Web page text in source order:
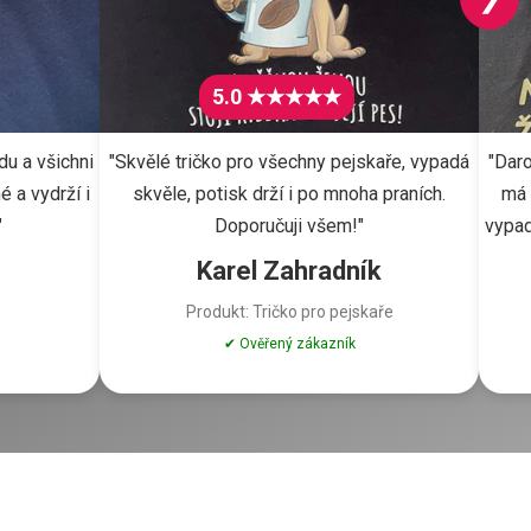
a všichni
a vydrží i
5.0 ★★★★★
"Skvělé tričko pro všechny pejskaře, vypadá
skvěle, potisk drží i po mnoha praních.
Doporučuji všem!"
Karel Zahradník
Produkt: Tričko pro pejskaře
✔ Ověřený zákazník
má